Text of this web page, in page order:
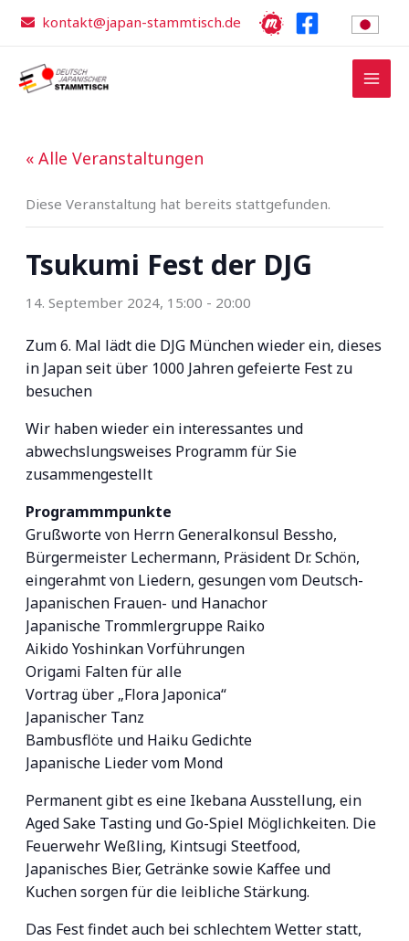
Inhalt
kontakt@japan-stammtisch.de
« Alle Veranstaltungen
Diese Veranstaltung hat bereits stattgefunden.
Tsukumi Fest der DJG
14. September 2024, 15:00 - 20:00
Zum 6. Mal lädt die DJG München wieder ein, dieses
in Japan seit über 1000 Jahren gefeierte Fest zu
besuchen
Wir haben wieder ein interessantes und
abwechslungsweises Programm für Sie
zusammengestellt
Programmmpunkte
Grußworte von Herrn Generalkonsul Bessho,
Bürgermeister Lechermann, Präsident Dr. Schön,
eingerahmt von Liedern, gesungen vom Deutsch-
Japanischen Frauen- und Hanachor
Japanische Trommlergruppe Raiko
Aikido Yoshinkan Vorführungen
Origami Falten für alle
Vortrag über „Flora Japonica“
Japanischer Tanz
Bambusflöte und Haiku Gedichte
Japanische Lieder vom Mond
Permanent gibt es eine Ikebana Ausstellung, ein
Aged Sake Tasting und Go-Spiel Möglichkeiten. Die
Feuerwehr Weßling, Kintsugi Steetfood,
Japanisches Bier, Getränke sowie Kaffee und
Kuchen sorgen für die leibliche Stärkung.
Das Fest findet auch bei schlechtem Wetter statt,